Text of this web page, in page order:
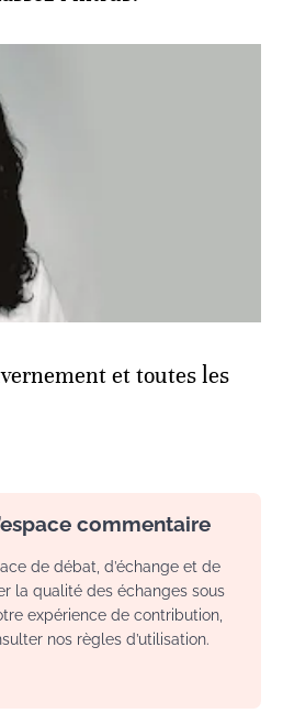
et toutes les
commentaire
de débat, d’échange et de
la qualité des échanges sous
expérience de contribution,
nos règles d’utilisation.